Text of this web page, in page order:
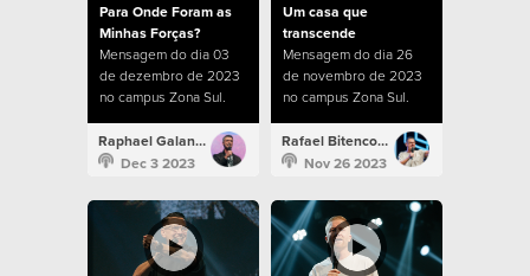
Para Onde Foram as
Minhas Forças?
Mensagem do dia 03
de dezembro de 2023
no campus Zona Sul.
Raphael Galante
Dec 3 2023
Um casa que
transcende
Mensagem do dia 26
de novembro de 2023
no campus Zona Sul.
Rafael Bitencourt
Nov 26 2023